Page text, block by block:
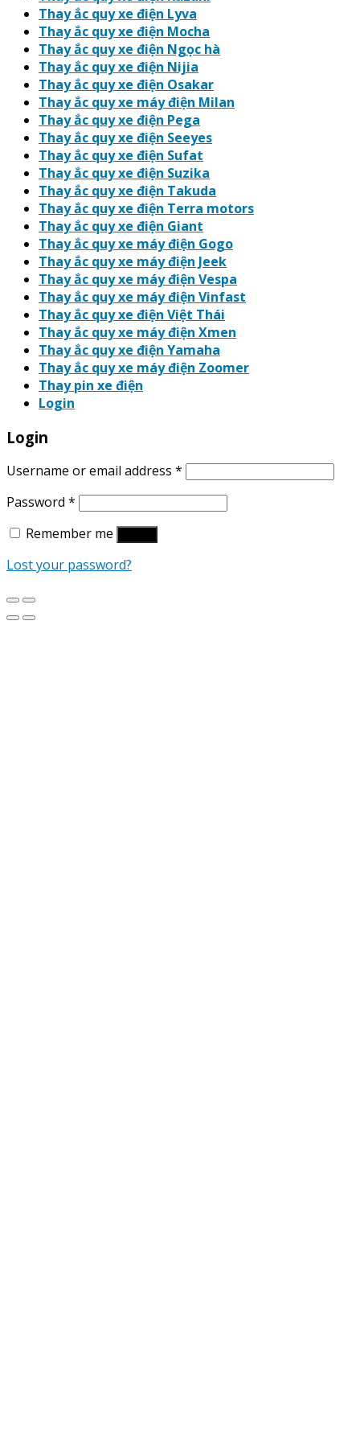
Thay ắc quy xe điện Lyva
Thay ắc quy xe điện Mocha
Thay ắc quy xe điện Ngọc hà
Thay ắc quy xe điện Nijia
Thay ắc quy xe điện Osakar
Thay ắc quy xe máy điện Milan
Thay ắc quy xe điện Pega
Thay ắc quy xe điện Seeyes
Thay ắc quy xe điện Sufat
Thay ắc quy xe điện Suzika
Thay ắc quy xe điện Takuda
Thay ắc quy xe điện Terra motors
Thay ắc quy xe điện Giant
Thay ắc quy xe máy điện Gogo
Thay ắc quy xe máy điện Jeek
Thay ắc quy xe máy điện Vespa
Thay ắc quy xe máy điện Vinfast
Thay ắc quy xe điện Việt Thái
Thay ắc quy xe máy điện Xmen
Thay ắc quy xe điện Yamaha
Thay ắc quy xe máy điện Zoomer
Thay pin xe điện
Login
Login
Username or email address *
Password *
Remember me
Lost your password?